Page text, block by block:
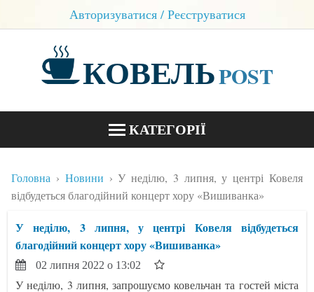
Авторизуватися / Реєструватися
КОВЕЛЬPOST
КАТЕГОРІЇ
БЛОГИ
КОНТАКТИ
Головна Новини
У неділю, 3 липня, у центрі Ковеля
відбудеться благодійний концерт хору «Вишиванка»
У неділю, 3 липня, у центрі Ковеля відбудеться
благодійний концерт хору «Вишиванка»
02 липня 2022 о 13:02
У неділю, 3 липня, запрошуємо ковельчан та гостей міста